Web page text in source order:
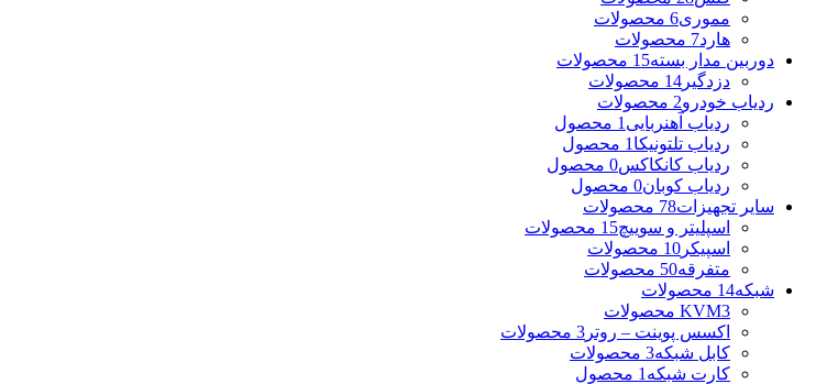
مموری6 محصولات
هارد7 محصولات
دوربین مدار بسته15 محصولات
دزدگیر 14 محصولات
ردیاب خودرو2 محصولات
ردیاب آهنربایی 1 محصول
ردیاب تلتونیکا 1 محصول
ردیاب کانکاکس0 محصول
ردیاب کوبان0 محصول
سایر تجهیزات78 محصولات
اسپلیتر و سوییچ15 محصولات
اسپیکر 10 محصولات
متفرقه50 محصولات
شبکه14 محصولات
KVM3 محصولات
اکسس پوینت – روتر 3 محصولات
کابل شبکه3 محصولات
کارت شبکه 1 محصول